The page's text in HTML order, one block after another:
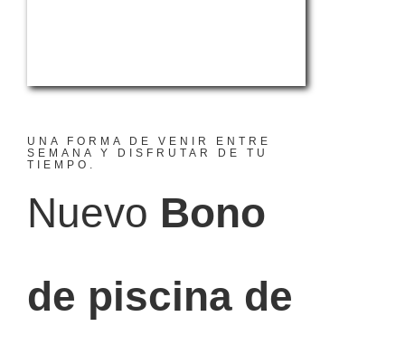
UNA FORMA DE VENIR ENTRE
SEMANA Y DISFRUTAR DE TU
TIEMPO.
Nuevo Bono
de piscina de